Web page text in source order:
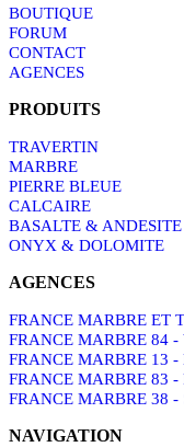
BOUTIQUE
FORUM
CONTACT
AGENCES
PRODUITS
TRAVERTIN
MARBRE
PIERRE BLEUE
CALCAIRE
BASALTE & ANDESITE
ONYX & DOLOMITE
AGENCES
FRANCE MARBRE ET
FRANCE MARBRE 84 -
FRANCE MARBRE 13
FRANCE MARBRE 83
FRANCE MARBRE 38
NAVIGATION